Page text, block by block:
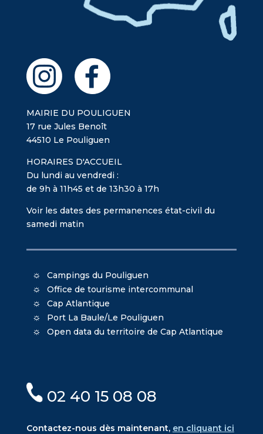
MAIRIE DU POULIGUEN
17 rue Jules Benoît
44510 Le Pouliguen
HORAIRES D'ACCUEIL
Du lundi au vendredi :
de 9h à 11h45 et de 13h30 à 17h
Voir les dates des permanences état-civil du
samedi matin
Campings du Pouliguen
Office de tourisme intercommunal
Cap Atlantique
Port La Baule/Le Pouliguen
Open data du territoire de Cap Atlantique
02 40 15 08 08
Contactez-nous dès maintenant, en cliquant ici